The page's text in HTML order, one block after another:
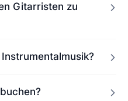
Gitarristen zu